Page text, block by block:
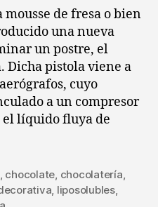
chocolate,
frecuentes
de fresa o bien
una nueva
un postre, el
Dicha pistola viene a
cuyo
a un compresor
líquido fluya de
chocolate chocolatería
liposolubles,